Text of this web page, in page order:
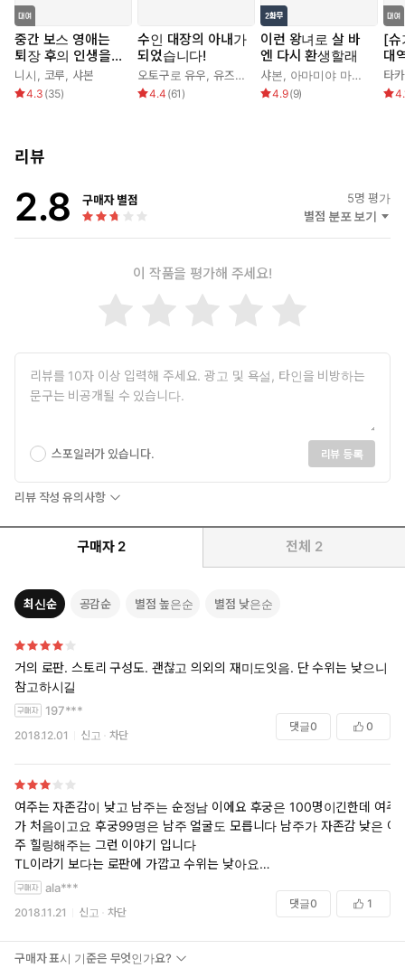
지.”
하아룬이 하는 말은 쌀쌀맞았고, 무엇보다 틀리지 않았다.
“빨리 말해. 정체 같은 거, 그냥 밝혀 버리면 되잖아. 거짓말은 쓸
데없는 거야. 그 싹을 잘라 버리지 않으면 점점 뿌리가 깊어져서
언젠가는 돌이킬 수 없어질 테지.”
“신전을 닥치게 하고, 하렘을 없앨 것이다.”
은 조금 의아한 표정을 지었다.
“갑자기 뭐야?”
“……마유를 안을 수 있는 것이 앞으로 100일 이후라니 참을 수가 없
단 한 번, 달콤한 과실을 먹고, 그 맛을 알아 버리면 더욱 탐욕스럽
게 원하게 되는 것은 어쩔 수 없는 일이었다.
“완전 제멋대로네, 너!”
“아니, 그러니까, 그걸 말로 전하면 되잖아!”
수호 정령은 주인에게 한소리 하면서, 계속 웃으며 뒹굴었다.
* * *
히키코모리 니트인 내게, 숙식 제공인 하렘은 그야말로 천국!
……그런데, 내가 왕의 총애를 받는다고요?!
마유는 어느 날 이세계에 떨어지고, 99번째 후궁으로 하렘에 들어
100일에 한 번 돌아오는 밤 시중만 참아 내면 아름다운 옷과 맛있는
식사가 무제한 제공되는 생활이라니, 혹시 천국?
만, 왜인지 국왕 알다할의 총애를 받게 된다.
“나의 비는 그대 한 명이면 족하다.”
부드럽지만 진중한 알다할의 말을 듣고 차차 그에게 이끌리는 마유.
그러나 왕의 총애를 받는 후궁이 되자, 이목이 쏠려 주위가 조금 시
끄러워진다.
슈가처럼 달콤하고 강렬한 TL 소설
슈가 노블 SUGAR NOVEL
매월 20일, 여러분을 찾아갑니다!
중간 보스 영애는
퇴장 후의 인생을
구가한다(예정)
니시, 코루, 샤본
4.3 (35)
수인 대장의 아내가
되었습니다!
오토구로 유우, 유즈하라 테일 , 심이슬,샤본
4.4 (61 )
이런 왕녀로 살 바
엔 다시 환생할래
샤본, 아마미야 마리 아토
4.9(9)
[슈
대
패
습
타
리뷰
2.8 구매자 별점 5명 평가
별점 분포 보기
이 작품을 평가해 주세요!
스포일러가 있습니다. 리뷰 등록
리뷰 작성 유의사항
구매자 2 전체 2
최신순 공감순 별점 높은순 별점 낮은순
거의 로판. 스토리 구성도. 괜찮고 의외의 재미도잇음. 단 수위는 낮으니
참고하시길
197***
2018.12.01 신고 차단
댓글0 0
여주는 자존감이 낮고 남주는 순정남 이에요 후궁은 100명이긴한데 여주
가 처음이고요 후궁99명은 남주 얼굴도 모릅니다 남주가 자존감 낮은 여
주 힐링해주는 그런 이야기 입니다
TL이라기 보다는 로판에 가깝고 수위는 낮아요
소재 괜찮았고 남주도 괜찮았는데 묘하게 지루했네요 결말도 음.. ? 했어
잔잔한거 좋아하면 괜찮을거같아요 제 취향은 아니었어요 그래도 남주가
여주한테 잘보이려고 하는건 좀 귀여웠습니다
ala***
2018.11.21 신고 차단
댓글0 1
구매자 표시 기준은 무엇인가요?